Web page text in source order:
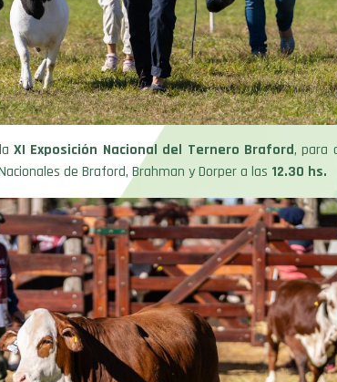
XI Exposición Nacional del Ternero Braford, para
de Braford, Brahman y Dorper a las 12.30 hs.